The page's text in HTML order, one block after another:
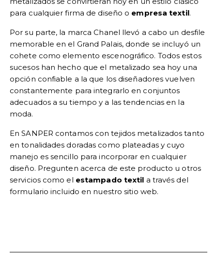
para cualquier firma de diseño o empresa textil.
Por su parte, la marca Chanel llevó a cabo un desfile
memorable en el Grand Palais, donde se incluyó un
cohete como elemento escenográfico. Todos estos
sucesos han hecho que el metalizado sea hoy una
opción confiable a la que los diseñadores vuelven
constantemente para integrarlo en conjuntos
adecuados a su tiempo y a las tendencias en la
moda.
En SANPER contamos con tejidos metalizados tanto
en tonalidades doradas como plateadas y cuyo
manejo es sencillo para incorporar en cualquier
diseño. Pregunten acerca de este producto u otros
servicios como el estampado textil a través del
formulario incluido en nuestro sitio web.